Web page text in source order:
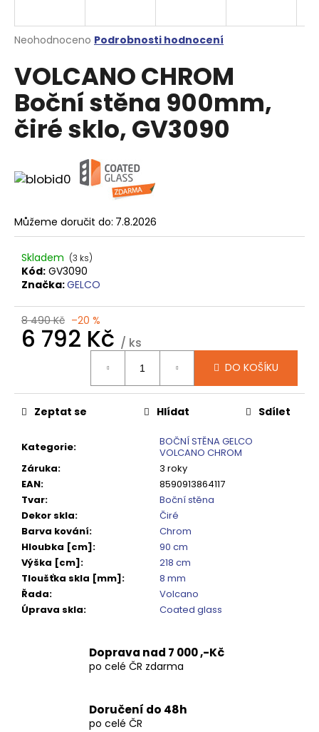
Průměrné
produktu
je
0,0
5
hvězdiček.
Neohodnoceno Podrobnosti hodnocení
VOLCANO CHROM
Boční stěna 900mm,
čiré sklo, GV3090
Můžeme doručit do: 7.8.2026
Skladem (3 ks)
Kód: GV3090
Značka:GELCO
8 490 Kč –20 %
6 792 Kč / ks
DO KOŠÍKU
Kategorie:
BOČNÍ STĚNA GELCO
VOLCANO CHROM
Záruka:
3 roky
EAN:
8590913864117
Tvar:
Boční stěna
Dekor skla:
Čiré
Barva kování:
Chrom
Hloubka [cm]:
90 cm
Výška [cm]:
218 cm
Tloušťka skla [mm]:
8 mm
Řada:
Volcano
Úprava skla: Coated glass
Zeptat se Hlídat Sdílet
Doprava nad 7 000 ,-Kč
po celé ČR zdarma
Doručení do 48h
po celé ČR
j
t
?
HLEDAT
D
o
p
o
u
č
u
e
SIGMA
SIMPLY
BLACK
ČTVRTKRUHOVÝ
SPRCHOVÝ
KOUT
900X900,
ČIRÉ
SKLO,
GS5590B
10
920
Kč
Původně: